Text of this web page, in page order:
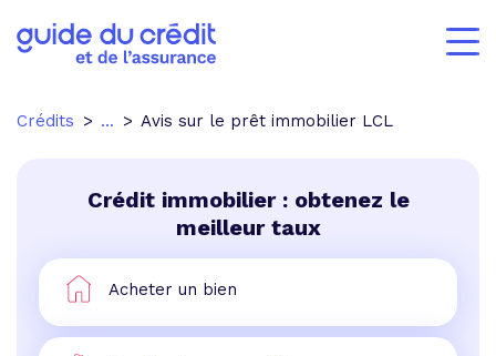
Crédits ... Avis sur le prêt immobilier LCL
Crédit immobilier : obtenez le
meilleur taux
Acheter un bien